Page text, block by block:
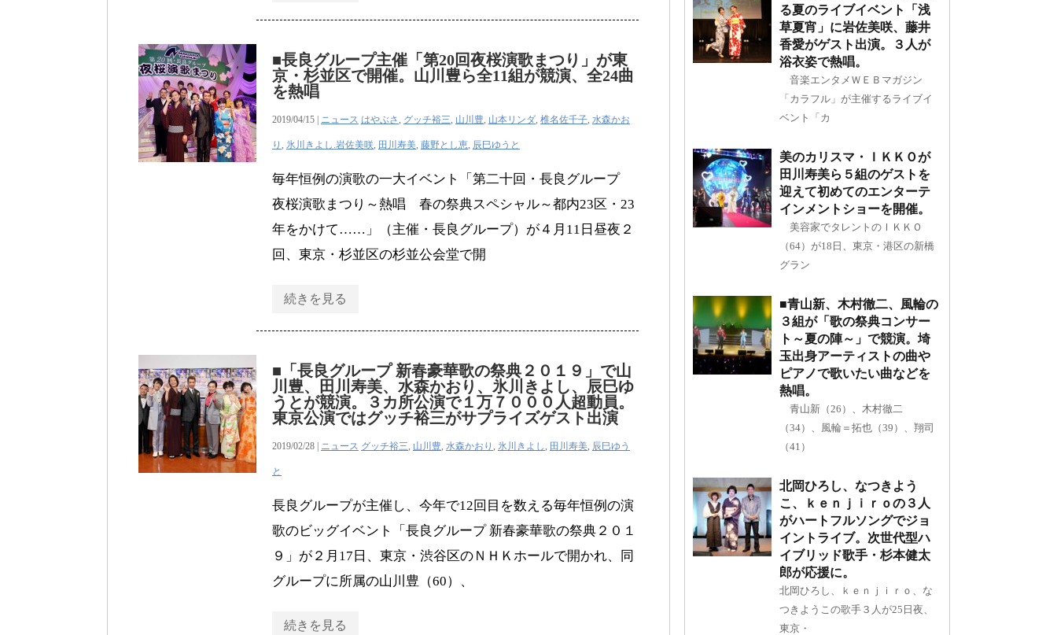
■長良グループ主催「第20回夜桜演歌まつり」が東
京・杉並区で開催。山川豊ら全11組が競演、全24曲
を熱唱
2019/04/15 | ニュース はやぶさ, グッチ裕三, 山川豊, 山本リンダ, 椎名佐千子, 水森かお
り , 氷川きよし.岩佐美咲, 田川寿美, 藤野とし恵, 辰巳ゆうと
毎年恒例の演歌の一大イベント「第二十回・長良グループ
夜桜演歌まつり～熱唱 春の祭典スペシャル～都内23区・23
年をかけて……」（主催・長良グループ）が４月11日昼夜２
回、東京・杉並区の杉並公会堂で開
続きを見る
■「長良グループ 新春豪華歌の祭典２０１９」で山
川豊、田川寿美、水森かおり、氷川きよし、辰巳ゆ
うとが競演。３カ所公演で１万７０００人超動員。
東京公演ではグッチ裕三がサプライズゲスト出演
2019/02/28 | ニュース グッチ裕三, 山川豊, 水森かおり , 氷川きよし, 田川寿美, 辰巳ゆう
と
長良グループが主催し、今年で12回目を数える毎年恒例の演
歌のビッグイベント「長良グループ 新春豪華歌の祭典２０１
９」が２月17日、東京・渋谷区のＮＨＫホールで開かれ、同
グループに所属の山川豊（60）、
続きを見る
る夏のライブイベント「浅
草夏宵」に岩佐美咲、藤井
香愛がゲスト出演。３人が
浴衣姿で熱唱。
音楽エンタメＷＥＢマガジン
「カラフル」が主催するライブイ
ベント「カ
美のカリスマ・ＩＫＫＯが
田川寿美ら５組のゲストを
迎えて初めてのエンターテ
インメントショーを開催。
美容家でタレントのＩＫＫＯ
（64）が18日、東京・港区の新橋
グラン
■青山新、木村徹二、風輪の
３組が「歌の祭典コンサー
ト～夏の陣～」で競演。埼
玉出身アーティストの曲や
ピアノで歌いたい曲などを
熱唱。
青山新（26）、木村徹二
（34）、風輪＝拓也（39）、翔司
（41）
北岡ひろし、なつきよう
こ、ｋｅｎｊｉｒｏの３人
がハートフルソングでジョ
イントライブ。次世代型ハ
イブリッド歌手・杉本健太
郎が応援に。
北岡ひろし、ｋｅｎｊｉｒｏ、な
つきようこの歌手３人が25日夜、
東京・